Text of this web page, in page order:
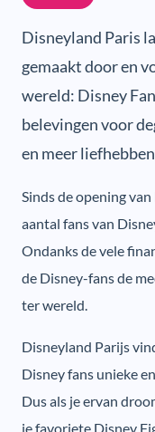
Disneyland Paris
gemaakt door en
wereld: Disney
belevingen voor
en meer
Sinds de opening
aantal fans van
Ondanks de vele
de Disney-fans de
ter wereld.
Disneyland Parijs
Disney fans unieke
Dus als je ervan
je favoriete Disney